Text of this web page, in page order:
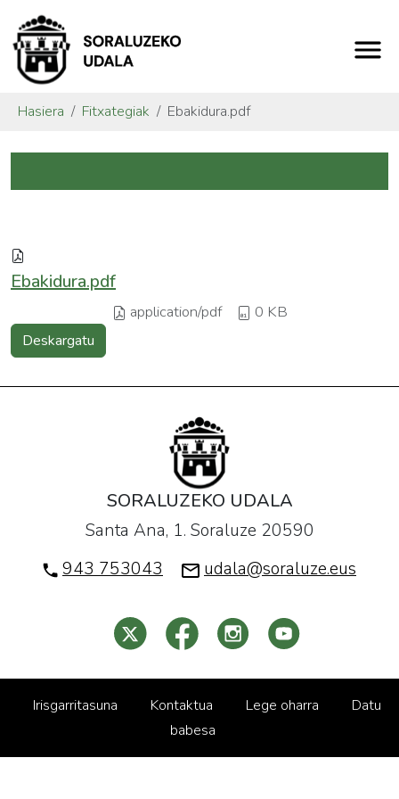
Hasiera Fitxategiak Ebakidura.pdf
Ebakidura.pdf
application/pdf 0 KB
Deskargatu
SORALUZEKO UDALA
Santa Ana, 1. Soraluze 20590
943 753043
udala@soraluze.eus
Irisgarritasuna Kontaktua Lege oharra
Datu
babesa